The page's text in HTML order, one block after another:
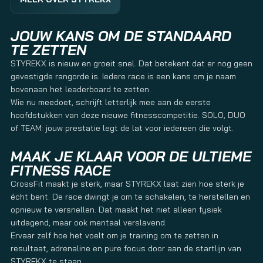
JOUW KANS OM DE STANDAARD
TE ZETTEN
STYREKX is nieuw en groeit snel. Dat betekent dat er nog geen
gevestigde rangorde is. Iedere race is een kans om je naam
bovenaan het leaderboard te zetten.
Wie nu meedoet, schrijft letterlijk mee aan de eerste
hoofdstukken van deze nieuwe fitnesscompetitie. SOLO, DUO
of TEAM: jouw prestatie legt de lat voor iedereen die volgt.
MAAK JE KLAAR VOOR DE ULTIEME
FITNESS RACE
CrossFit maakt je sterk, maar STYREKX laat zien hoe sterk je
écht bent. De race dwingt je om te schakelen, te herstellen en
opnieuw te versnellen. Dat maakt het niet alleen fysiek
uitdagend, maar ook mentaal verslavend.
Ervaar zelf hoe het voelt om je training om te zetten in
resultaat, adrenaline en pure focus door aan de startlijn van
ZO TRAIN JE VOOR DE STRENGTHERG!
<section class="text-token-text-primary w-full
focus:outline-none [--shadow-height:45px] has-data-
writing-block:pointer-events-none has-data-writing-
block:-mt-(--shadow-height) has-data-writing-block:pt-
(--shadow-height) [&:has([data-writing-
block])>*]:pointer-events-auto [content-visibility:auto]
size:auto_100lvh] R6Vx5W_threadScrollVars scroll-mb-
[calc(var(--scroll-root-safe-area-inset-
bottom,0px)+var(--thread-response-height))] scroll-mt-
[calc(var(--header-
height)+min(200px,max(70px,20svh)))]" dir="auto" data-
turn-id="request-WEB:6393dd0f-2e5a-404e-810d-
c691db181957-8" data-testid="conversation-turn-18"
data-scroll-anchor="false" data-turn="assistant"> <div
class="text-base my-auto mx-auto pb-10 [--thread-
content-margin:var(--thread-content-margin-